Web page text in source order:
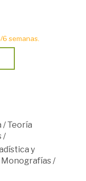
6 semanas.
/Teoría
/
y
Monografías/